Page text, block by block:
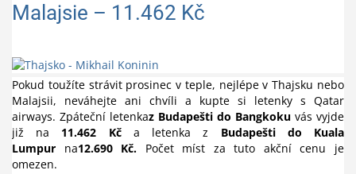
Malajsie – 11.462 Kč
Pokud toužíte strávit prosinec v teple, nejlépe v Thajsku nebo
Malajsii, neváhejte ani chvíli a kupte si letenky s Qatar
airways. Zpáteční letenkaz Budapešti do Bangkoku vás vyjde
již na 11.462 Kča letenka z Budapešti do Kuala
Lumpurna12.690 Kč. Počet míst za tuto akční cenu je
omezen.